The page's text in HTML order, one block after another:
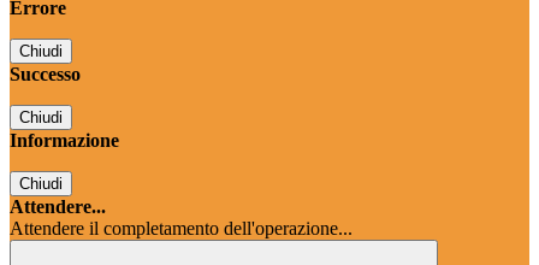
Errore
Chiudi
Successo
Chiudi
Informazione
Chiudi
Attendere...
Attendere il completamento dell'operazione...